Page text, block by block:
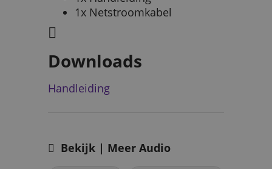
1x Netstroomkabel
Downloads
Handleiding
Bekijk | Meer Audio